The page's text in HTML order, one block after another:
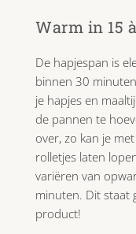
Warm in 15
De hapjespan is
binnen 30
je hapjes en
de pannen te
over, zo kan je
rolletjes laten
variëren van
minuten. Dit staat
product!